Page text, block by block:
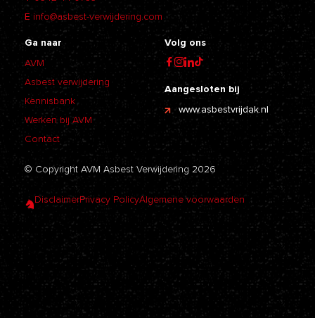
E info@asbest-verwijdering.com
Ga naar
AVM
Asbest verwijdering
Kennisbank
Werken bij AVM
Contact
Volg ons
Aangesloten bij
www.asbestvrijdak.nl
© Copyright AVM Asbest Verwijdering 2026
DisclaimerPrivacy PolicyAlgemene voorwaarden